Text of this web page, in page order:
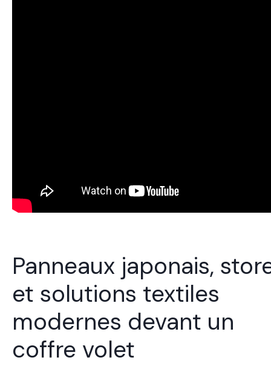
Panneaux japonais,
et solutions textiles
modernes devant un
coffre volet